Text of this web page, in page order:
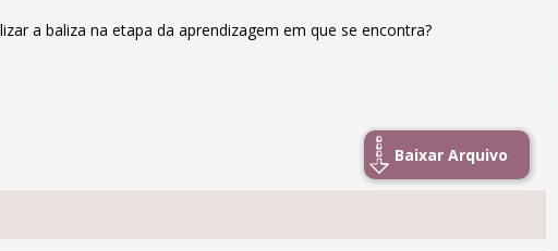
a baliza na etapa da aprendizagem em que se encontra?
Baixar Arquivo